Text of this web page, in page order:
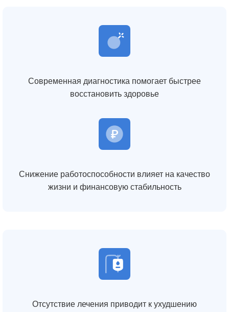
Современная диагностика помогает быстрее
восстановить здоровье
Снижение работоспособности влияет на качество
жизни и финансовую стабильность
Отсутствие лечения приводит к ухудшению